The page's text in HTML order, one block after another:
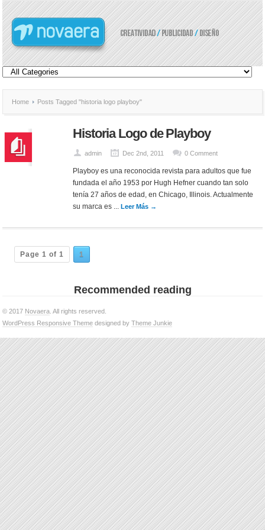
Home Posts Tagged "historia logo playboy"
Historia Logo de Playboy
admin Dec 2nd, 2011 0 Comment
Playboy es una reconocida revista para adultos que fue
fundada el año 1953 por Hugh Hefner cuando tan solo
tenía 27 años de edad, en Chicago, Illinois. Actualmente
su marca es ... Leer Más →
Page 1 of 1 1
Recommended reading
© 2017 Novaera . All rights reserved.
WordPress Responsive Theme designed byTheme Junkie